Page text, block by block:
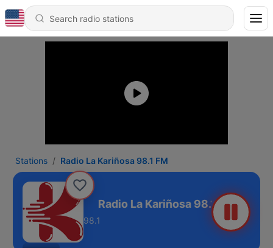
Stations Radio La Kariñosa 98.1 FM
98.1 FM
98.1